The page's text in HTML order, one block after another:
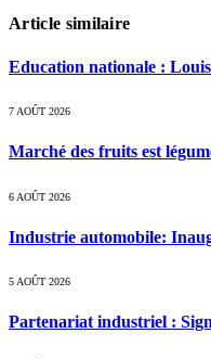
Article similaire
Education nationale :
7 AOÛT 2026
Marché des fruits est
6 AOÛT 2026
Industrie automobile:
5 AOÛT 2026
Partenariat industriel :